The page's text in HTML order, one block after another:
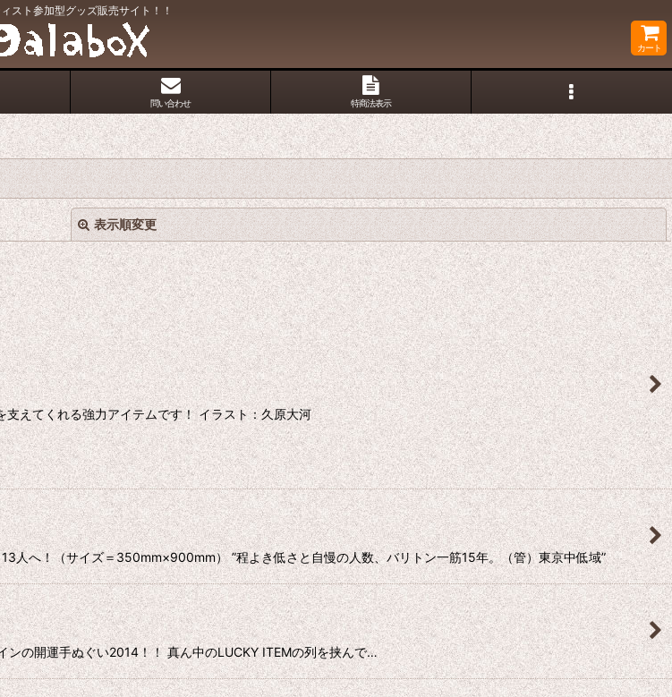
スト参加型グッズ販売サイト！！
カート
問い合わせ 特商法表示
表示順変更
絞り込む
閉じる
えてくれる強力アイテムです！ イラスト：久原大河
へ！（サイズ＝350mm×900mm） ”程よき低さと自慢の人数、バリトン一筋15年。（管）東京中低域”
の開運手ぬぐい2014！！ 真ん中のLUCKY ITEMの列を挟んで…